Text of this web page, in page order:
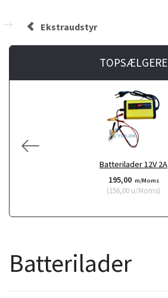
Ekstraudstyr
TOPSÆLGERE
Batterilader 12V 2A
195,00 m/Moms
(156,00 u/Moms)
Batterilader